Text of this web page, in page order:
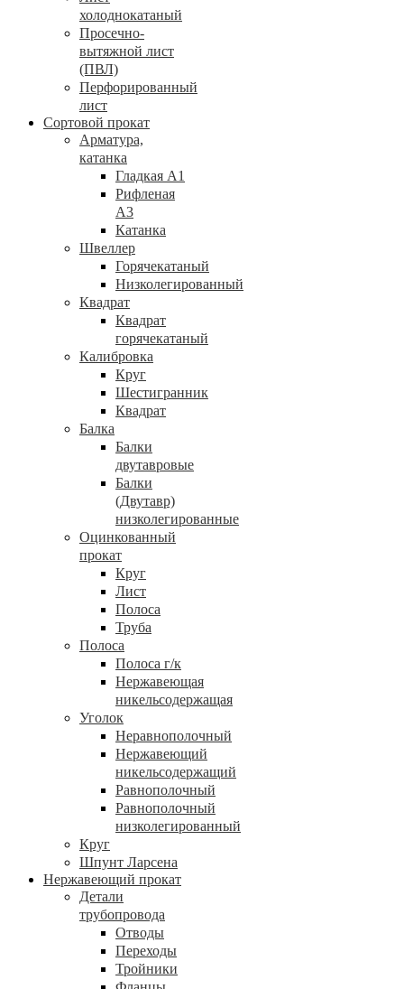
холоднокатаный
Просечно-
вытяжной лист
(ПВЛ)
Перфорированный
лист
Сортовой прокат
Арматура,
катанка
Гладкая А1
Рифленая
А3
Катанка
Швеллер
Горячекатаный
Низколегированный
Квадрат
Квадрат
горячекатаный
Калибровка
Круг
Шестигранник
Квадрат
Балка
Балки
двутавровые
Балки
(Двутавр)
низколегированные
Оцинкованный
прокат
Круг
Лист
Полоса
Труба
Полоса
Полоса г/к
Нержавеющая
никельсодержащая
Уголок
Неравнополочный
Нержавеющий
никельсодержащий
Равнополочный
Равнополочный
низколегированный
Круг
Шпунт Ларсена
Нержавеющий прокат
Детали
трубопровода
Отводы
Переходы
Тройники